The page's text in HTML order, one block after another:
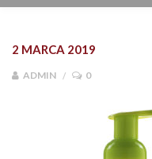
2 MARCA 2019
ADMIN 0